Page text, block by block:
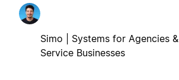
Simo | Systems for Agencies &
Service Businesses